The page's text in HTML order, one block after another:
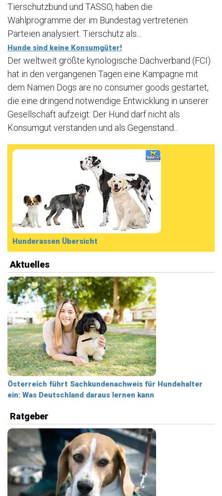
Tierschutzbund und TASSO, haben die
Wahlprogramme der im Bundestag vertretenen
Parteien analysiert. Tierschutz als...
Hunde sind keine Konsumgüter!
Der weltweit größte kynologische Dachverband (FCI)
hat in den vergangenen Tagen eine Kampagne mit
dem Namen Dogs are no consumer goods gestartet,
die eine dringend notwendige Entwicklung in unserer
Gesellschaft aufzeigt: Der Hund darf nicht als
Konsumgut verstanden und als Gegenstand...
Hunderassen Übersicht
Aktuelles
Österreich führt Sachkundenachweis für Hundehalter
ein: Was Deutschland daraus lernen kann
Ratgeber